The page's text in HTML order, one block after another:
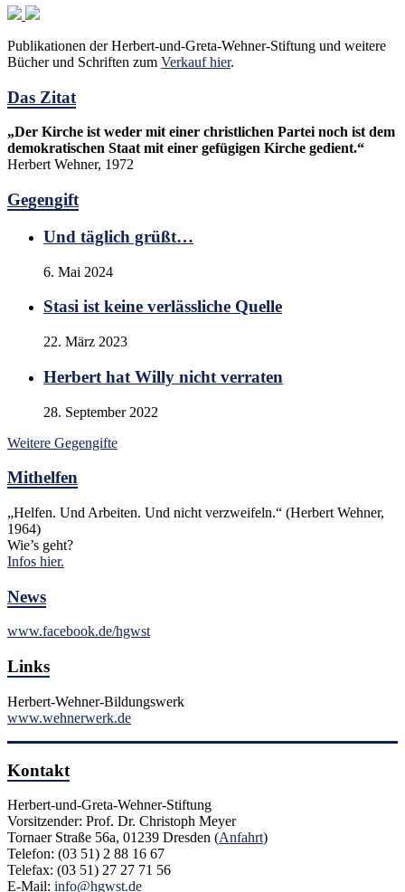
Publikationen der Herbert-und-Greta-Wehner-Stiftung und weitere
Bücher und Schriften zum Verkauf hier.
Das Zitat
„Der Kirche ist weder mit einer christlichen Partei noch ist dem
demokratischen Staat mit einer gefügigen Kirche gedient.“
Herbert Wehner, 1972
Gegengift
Und täglich grüßt…
6. Mai 2024
Stasi ist keine verlässliche Quelle
22. März 2023
Herbert hat Willy nicht verraten
28. September 2022
Weitere Gegengifte
Mithelfen
„Helfen. Und Arbeiten. Und nicht verzweifeln.“ (Herbert Wehner,
1964)
Wie’s geht?
Infos hier.
News
www.facebook.de/hgwst
Links
Herbert-Wehner-Bildungswerk
www.wehnerwerk.de
Kontakt
Herbert-und-Greta-Wehner-Stiftung
Vorsitzender: Prof. Dr. Christoph Meyer
Tornaer Straße 56a, 01239 Dresden (Anfahrt)
Telefon: (03 51) 2 88 16 67
Telefax: (03 51) 27 27 71 56
E-Mail: info@hgwst.de